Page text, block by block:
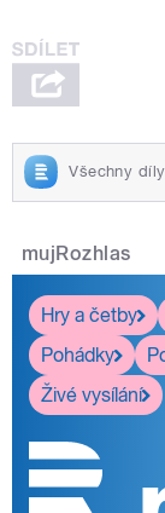
Všechny
mujRozhlas
Hry a četby
Pohádky
Živé vysílání